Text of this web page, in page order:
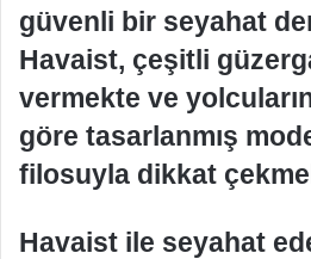
güvenli bir seyahat
Havaist, çeşitli
vermekte ve
göre tasarlanmış
filosuyla dikkat
Havaist ile seyahat